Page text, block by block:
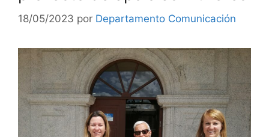
18/05/2023 por Departamento Comunicación